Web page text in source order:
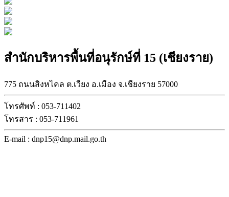
สำนักบริหารพื้นที่อนุรักษ์ที่ 15 (เชียงราย)
775 ถนนสิงหไคล ต.เวียง อ.เมือง จ.เชียงราย 57000
โทรศัพท์ : 053-711402
โทรสาร : 053-711961
E-mail : dnp15@dnp.mail.go.th